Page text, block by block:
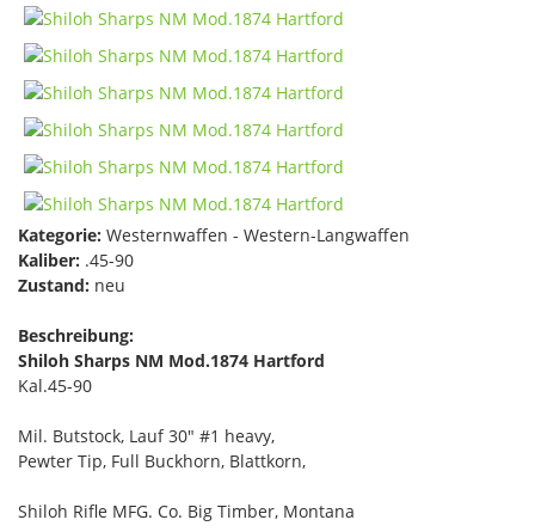
Kategorie: Westernwaffen - Western-Langwaffen
Kaliber: .45-90
Zustand: neu
Beschreibung:
Shiloh Sharps NM Mod.1874 Hartford
Kal.45-90
Mil. Butstock, Lauf 30" #1 heavy,
Pewter Tip, Full Buckhorn, Blattkorn,
Shiloh Rifle MFG. Co. Big Timber, Montana